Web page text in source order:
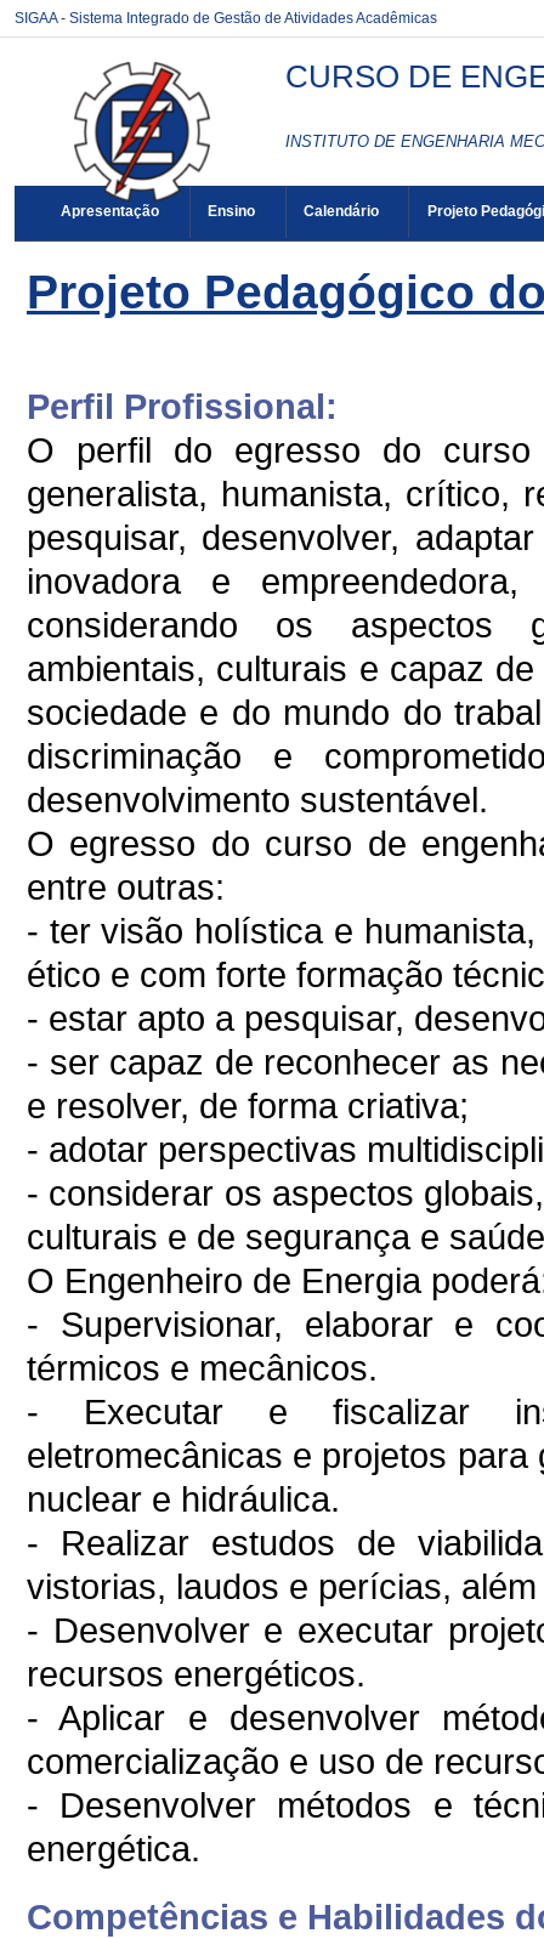
SIGAA - Sistema Integrado de Gestão de Atividades Acadêmicas
CURSO DE
INSTITUTO DE ENGENHARIA
Apresentação Ensino Calendário Projeto
Projeto Pedagógico
Perfil Profissional:
O perfil do egresso do
generalista, humanista, crítico,
pesquisar, desenvolver,
inovadora e
considerando os aspectos
ambientais, culturais e capaz
sociedade e do mundo do
discriminação e
desenvolvimento sustentável.
O egresso do curso de
entre outras:
- ter visão holística e
ético e com forte formação
- estar apto a pesquisar,
- ser capaz de reconhecer as
e resolver, de forma criativa;
- adotar perspectivas
- considerar os aspectos
culturais e de segurança e
O Engenheiro de Energia
- Supervisionar, elaborar e
térmicos e mecânicos.
- Executar e fiscalizar
eletromecânicas e projetos
nuclear e hidráulica.
- Realizar estudos de
vistorias, laudos e perícias,
- Desenvolver e executar
recursos energéticos.
- Aplicar e desenvolver
comercialização e uso de
- Desenvolver métodos e
energética.
Competências e Habilidades